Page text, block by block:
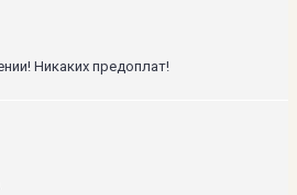
Никаких предоплат!